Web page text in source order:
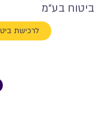
ביטוח בע"מ
לרכישת